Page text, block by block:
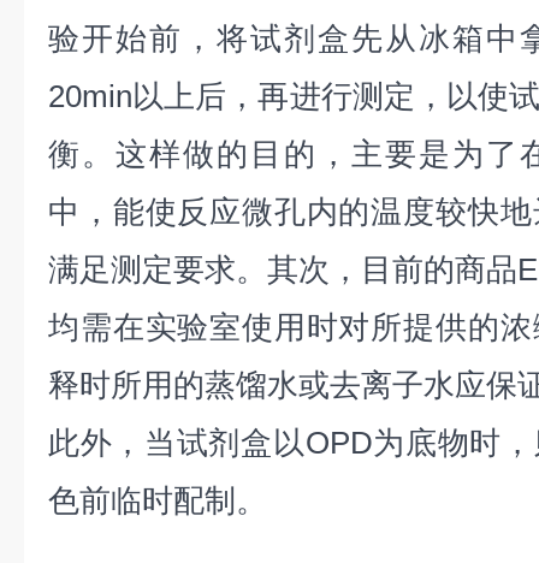
验开始前，将试剂盒先从冰箱中
20min以上后，再进行测定，以使
衡。这样做的目的，主要是为了
中，能使反应微孔内的温度较快
满足测定要求。其次，目前的商品
均需在实验室使用时对所提供的
释时所用的蒸馏水或去离子水应保
此外，当试剂盒以OPD为底物时
色前临时配制。